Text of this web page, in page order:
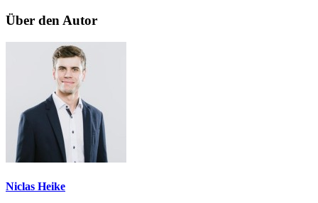
Über den Autor
Niclas Heike